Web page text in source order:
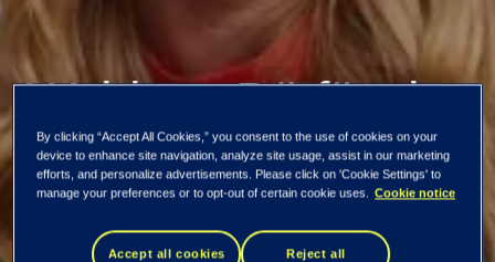
Webinar: Därför ska
du ta steget från
TEIS 3.2 till TEIS
By clicking “Accept All Cookies,” you consent to the use of cookies on your
device to enhance site navigation, analyze site usage, assist in our marketing
efforts, and personalize advertisements. Please click on 'Cookie Settings' to
manage your preferences or to opt-out of certain cookie uses. Cookie notice
Accept all cookies Reject all